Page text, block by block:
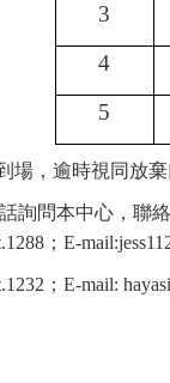
3
4
5
場，逾時視同放棄
詢問本中心，聯
； E-
； E-mail: